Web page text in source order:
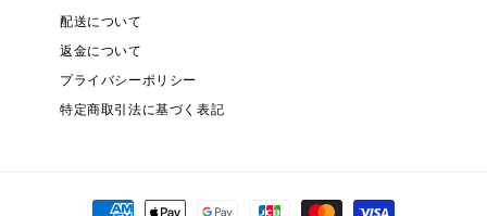
配送について
返金について
プライバシーポリシー
特定商取引法に基づく表記
Payment